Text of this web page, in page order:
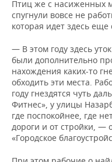
Птиц же с насиженных
спугнули вовсе не
которая идет здесь еще
— В этом году здесь
были дополнительно
нахождения каких-то
обходить эти места.
году гнездятся чуть
Фитнес», у улицы
где поспокойнее, где
дороги и от стройки, —
«Городское